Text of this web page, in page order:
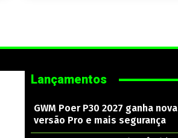
Lançamentos
GWM Poer P30 2027 ganha nova
versão Pro e mais segurança